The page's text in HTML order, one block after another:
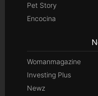
Pet Story
Encocina
Womanmagazine
Investing Plus
Newz